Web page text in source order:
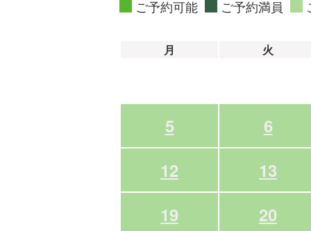
ご予約可能 ご予約満員
月 火
5
6
12
13
19
20